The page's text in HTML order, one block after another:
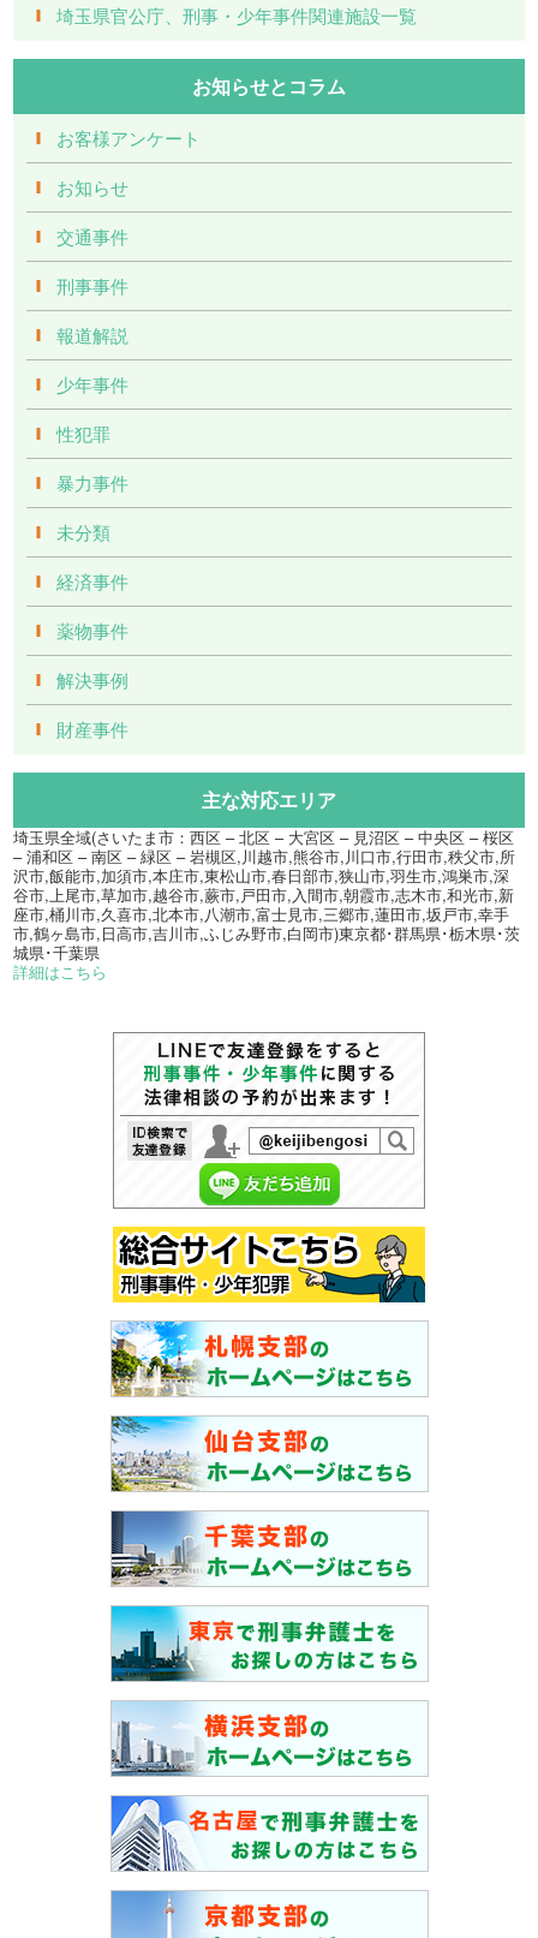
埼玉県官公庁、刑事・少年事件関連施設一覧
お知らせとコラム
お客様アンケート
お知らせ
交通事件
刑事事件
報道解説
少年事件
性犯罪
暴力事件
未分類
経済事件
薬物事件
解決事例
財産事件
主な対応エリア
埼玉県全域(さいたま市：西区 – 北区 – 大宮区 – 見沼区 – 中央区 – 桜区
– 浦和区 – 南区 – 緑区 – 岩槻区,川越市,熊谷市,川口市,行田市,秩父市,所
沢市,飯能市,加須市,本庄市,東松山市,春日部市,狭山市,羽生市,鴻巣市,深
谷市,上尾市,草加市,越谷市,蕨市,戸田市,入間市,朝霞市,志木市,和光市,新
座市,桶川市,久喜市,北本市,八潮市,富士見市,三郷市,蓮田市,坂戸市,幸手
市,鶴ヶ島市,日高市,吉川市,ふじみ野市,白岡市)東京都･群馬県･栃木県･茨
城県･千葉県
詳細はこちら